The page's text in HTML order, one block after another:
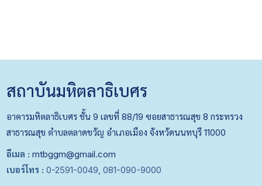
สถาบันมหิตลาธิเบศร
อาคารมหิตลาธิเบศร ชั้น 9 เลขที่ 88/19 ซอยสาธารณสุข 8 กระทรวง
สาธารณสุข ตำบลตลาดขวัญ อำเภอเมือง จังหวัดนนทบุรี 11000
อีเมล : mtbggm@gmail.com
เบอร์โทร : 0-2591-0049, 081-090-9000